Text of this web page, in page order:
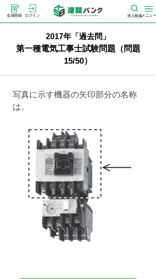
会員登録 ログイン 求人検索メニュー
2017年「過去問」
第一種電気工事士試験問題（問題
15/50）
写真に示す機器の矢印部分の名称
は。